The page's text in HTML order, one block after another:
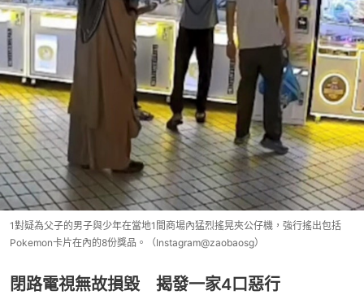
1對疑為父子的男子與少年在當地1間商場內猛烈搖晃夾公仔機，強行搖出包括
Pokemon卡片在內的8份獎品。（Instagram@zaobaosg）
閉路電視無故損毀 揭發一家4口惡行